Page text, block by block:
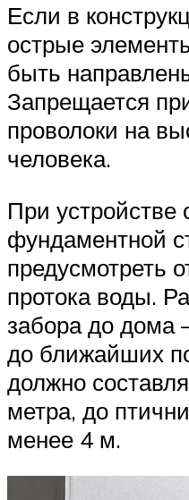
Если в
острые
быть
Запрещается
проволоки на
человека.
При устройстве
фундаментной
предусмотреть
протока воды.
забора до дома
до ближайших
должно
метра, до
менее 4 м.